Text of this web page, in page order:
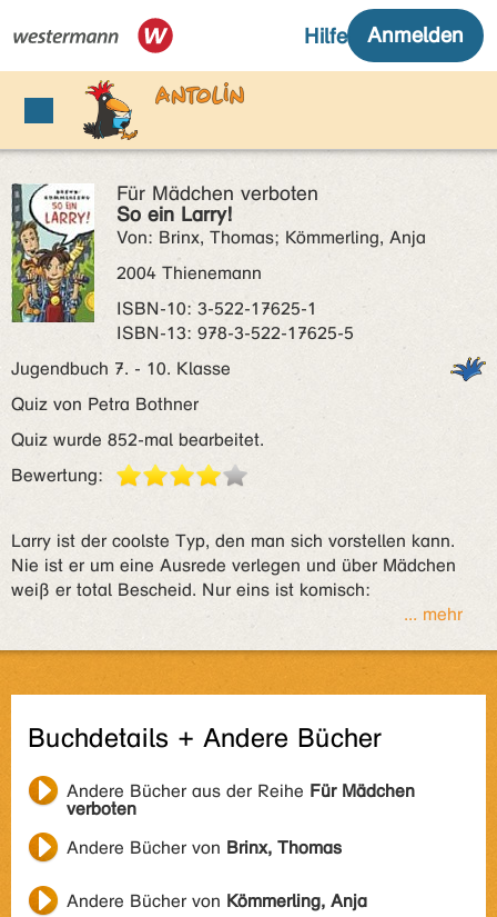
Für Mädchen verboten
So ein Larry!
Von: Brinx, Thomas; Kömmerling, Anja
2004 Thienemann
ISBN‑10: 3-522-17625-1
ISBN‑13: 978-3-522-17625-5
Jugendbuch 7. - 10. Klasse
Quiz von Petra Bothner
Quiz wurde 852-mal bearbeitet.
Bewertung:
Larry ist der coolste Typ, den man sich vorstellen kann.
Nie ist er um eine Ausrede verlegen und über Mädchen
weiß er total Bescheid. Nur eins ist komisch:
... mehr
Buchdetails + Andere Bücher
Andere Bücher aus der Reihe Für Mädchen
verboten
Andere Bücher von Brinx, Thomas
Andere Bücher von Kömmerling, Anja